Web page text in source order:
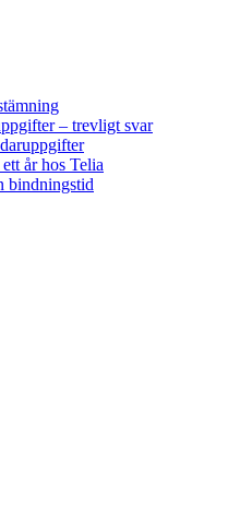
– trevligt svar
år hos Telia
bindningstid